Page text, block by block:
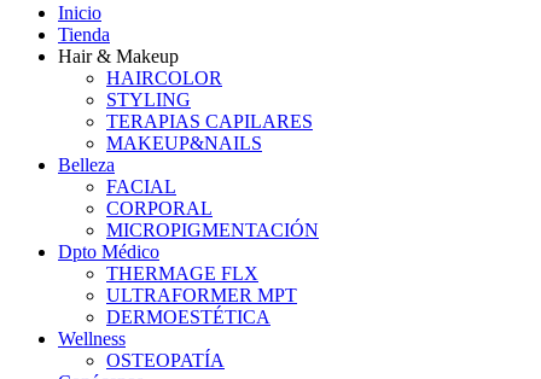
Inicio
Tienda
Hair & Makeup
HAIRCOLOR
STYLING
TERAPIAS CAPILARES
MAKEUP&NAILS
Belleza
FACIAL
CORPORAL
MICROPIGMENTACIÓN
Dpto Médico
THERMAGE FLX
ULTRAFORMER MPT
DERMOESTÉTICA
Wellness
OSTEOPATÍA